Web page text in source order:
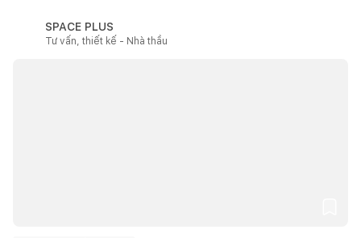
SPACE PLUS
Tư vấn, thiết kế - Nhà thầu